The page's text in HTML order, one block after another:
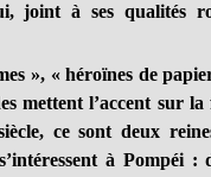
joint à ses qualités
», « héroïnes de
mettent l’accent sur
ce sont deux
à Pompéi